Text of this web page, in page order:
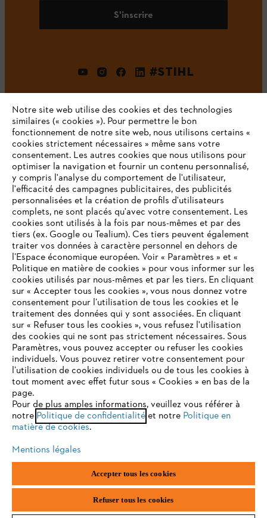
S'inscrire
#STIHL
L'Entreprise
STIHL FAQ
Contact
Politique de protection des données
Mentions légales Utilisation des cookies
Informations juridiques
ANDREAS STIHL NV, Veurtstraat 117, 2870 Puurs-Sint-Amands,
België/Belgique
VAT Number: BE 0427.714.768
VOTRE NAVIGATEUR INTERNET
N'EST PLUS PRIS EN CHARGE
Vous utilisez un navigateur Internet que nous ne prenons plus
en charge, et certaines fonctionnalités de notre site ne
peuvent fonctionner correctement. Pour une utilisation
optimale de notre site, nous vous recommandons de passer à
l'un des navigateurs suivants :
firefox chrome
edge
Notre site web utilise des cookies et des technologies
similaires (« cookies »). Pour permettre le bon
fonctionnement de notre site web, nous utilisons certains «
cookies strictement nécessaires » même sans votre
consentement. Les autres cookies que nous utilisons pour
optimiser la navigation et fournir un contenu personnalisé,
y compris l'analyse du comportement de l'utilisateur,
l'efficacité des campagnes publicitaires, des publicités
personnalisées et la création de profils d'utilisateurs
complets, ne sont placés qu'avec votre consentement. Les
cookies sont utilisés à la fois par nous-mêmes et par des
tiers (ex. Google ou Tealium). Ces tiers peuvent également
traiter vos données à caractère personnel en dehors de
l’Espace économique européen. Voir « Paramètres » et «
Politique en matière de cookies » pour vous informer sur les
cookies utilisés par nous-mêmes et par les tiers. En cliquant
sur « Accepter tous les cookies », vous nous donnez votre
consentement pour l’utilisation de tous les cookies et le
traitement des données qui y sont associées. En cliquant
sur « Refuser tous les cookies », vous refusez l'utilisation
des cookies qui ne sont pas strictement nécessaires. Sous
Paramètres, vous pouvez accepter ou refuser les cookies
individuels. Vous pouvez retirer votre consentement pour
l’utilisation de cookies individuels ou de tous les cookies à
tout moment avec effet futur sous « Cookies » en bas de la
page.
Pour de plus amples informations, veuillez vous référer à
notre Politique de confidentialitéet notre Politique en
matière de cookies.
Mentions légales
Accepter tous les cookies
Refuser tous les cookies